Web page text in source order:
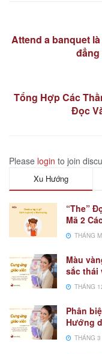
Attend a banquet
đẳng
Tổng Hợp Các
Đọc
Please login to join
Xu Hướng
“The”
Mã 2
THÁNG
Màu
sắc thái
THÁNG
Phân
Hướng
THÁNG